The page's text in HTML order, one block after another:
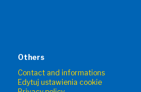
Others
Contact and informations
Edytuj ustawienia cookie